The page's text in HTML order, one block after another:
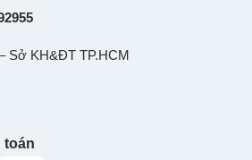
Sở KH&ĐT TP.HCM
toán